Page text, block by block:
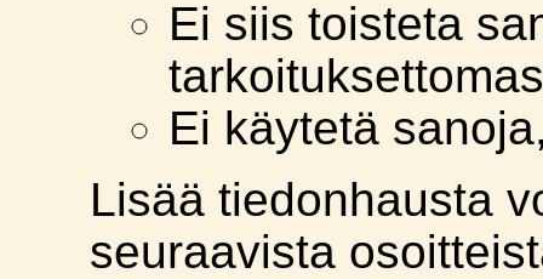
Ei siis toisteta
Ei käytetä
Lisää tiedonhausta
seuraavista